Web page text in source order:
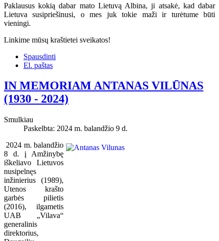
Paklausus kokią dabar mato Lietuvą Albina, ji atsakė, kad dabar
Lietuva susipriešinusi, o mes juk tokie maži ir turėtume būti
vieningi.
Linkime mūsų kraštietei sveikatos!
Spausdinti
El. paštas
IN MEMORIAM ANTANAS VILŪNAS
(1930 - 2024)
Smulkiau
Paskelbta: 2024 m. balandžio 9 d.
2024 m. balandžio
8 d. į Amžinybę
iškeliavo Lietuvos
nusipelnęs
inžinierius (1989),
Utenos krašto
garbės pilietis
(2016), ilgametis
UAB „Vilava“
generalinis
direktorius,